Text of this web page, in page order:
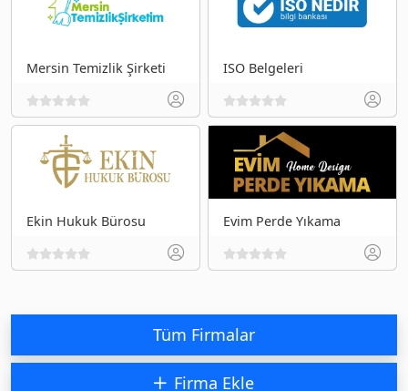
Mersin Temizlik Şirketi ISO Belgeleri
Ekin Hukuk Bürosu Evim Perde Yıkama
Tüm Firmalar
Firma Ekle